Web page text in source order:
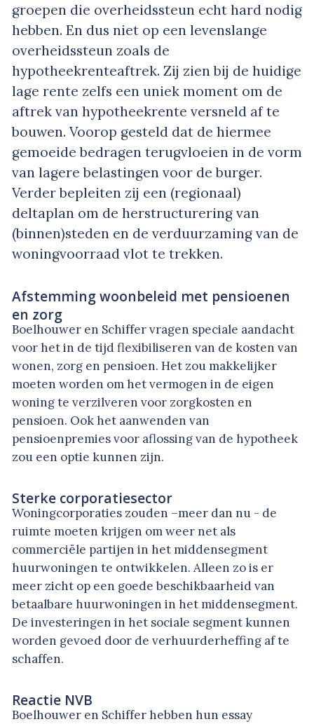
groepen die overheidssteun echt hard nodig
hebben. En dus niet op een levenslange
overheidssteun zoals de
hypotheekrenteaftrek. Zij zien bij de huidige
lage rente zelfs een uniek moment om de
aftrek van hypotheekrente versneld af te
bouwen. Voorop gesteld dat de hiermee
gemoeide bedragen terugvloeien in de vorm
van lagere belastingen voor de burger.
Verder bepleiten zij een (regionaal)
deltaplan om de herstructurering van
(binnen)steden en de verduurzaming van de
woningvoorraad vlot te trekken.
Afstemming woonbeleid met pensioenen
en zorg
Boelhouwer en Schiffer vragen speciale aandacht
voor het in de tijd flexibiliseren van de kosten van
wonen, zorg en pensioen. Het zou makkelijker
moeten worden om het vermogen in de eigen
woning te verzilveren voor zorgkosten en
pensioen. Ook het aanwenden van
pensioenpremies voor aflossing van de hypotheek
zou een optie kunnen zijn.
Sterke corporatiesector
Woningcorporaties zouden –meer dan nu - de
ruimte moeten krijgen om weer net als
commerciële partijen in het middensegment
huurwoningen te ontwikkelen. Alleen zo is er
meer zicht op een goede beschikbaarheid van
betaalbare huurwoningen in het middensegment.
De investeringen in het sociale segment kunnen
worden gevoed door de verhuurderheffing af te
schaffen.
Reactie NVB
Boelhouwer en Schiffer hebben hun essay